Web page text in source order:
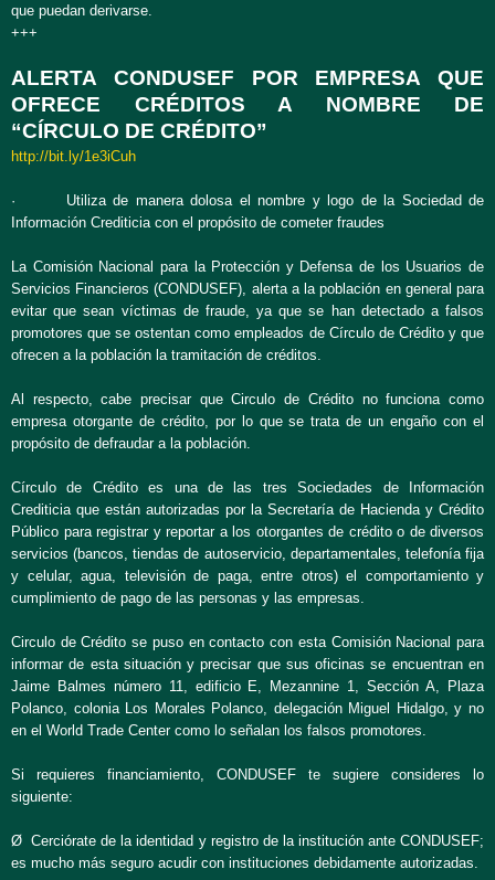
que puedan derivarse.
+++
ALERTA CONDUSEF POR EMPRESA QUE
OFRECE CRÉDITOS A NOMBRE DE
“CÍRCULO DE CRÉDITO”
http://bit.ly/1e3iCuh
· Utiliza de manera dolosa el nombre y logo de la Sociedad de
Información Crediticia con el propósito de cometer fraudes
La Comisión Nacional para la Protección y Defensa de los Usuarios de
Servicios Financieros (CONDUSEF), alerta a la población en general para
evitar que sean víctimas de fraude, ya que se han detectado a falsos
promotores que se ostentan como empleados de Círculo de Crédito y que
ofrecen a la población la tramitación de créditos.
Al respecto, cabe precisar que Circulo de Crédito no funciona como
empresa otorgante de crédito, por lo que se trata de un engaño con el
propósito de defraudar a la población.
Círculo de Crédito es una de las tres Sociedades de Información
Crediticia que están autorizadas por la Secretaría de Hacienda y Crédito
Público para registrar y reportar a los otorgantes de crédito o de diversos
servicios (bancos, tiendas de autoservicio, departamentales, telefonía fija
y celular, agua, televisión de paga, entre otros) el comportamiento y
cumplimiento de pago de las personas y las empresas.
Circulo de Crédito se puso en contacto con esta Comisión Nacional para
informar de esta situación y precisar que sus oficinas se encuentran en
Jaime Balmes número 11, edificio E, Mezannine 1, Sección A, Plaza
Polanco, colonia Los Morales Polanco, delegación Miguel Hidalgo, y no
en el World Trade Center como lo señalan los falsos promotores.
Si requieres financiamiento, CONDUSEF te sugiere consideres lo
siguiente:
Ø Cerciórate de la identidad y registro de la institución ante CONDUSEF;
es mucho más seguro acudir con instituciones debidamente autorizadas.